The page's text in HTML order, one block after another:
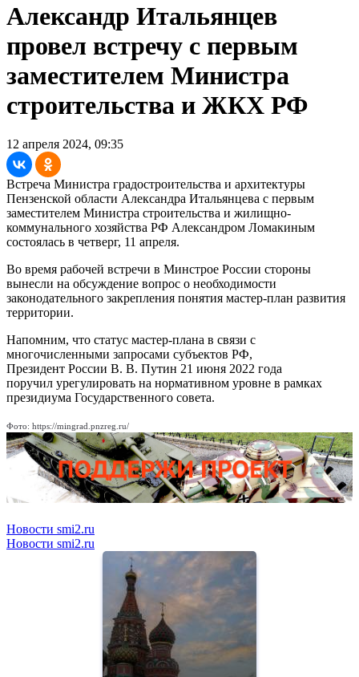
Александр Итальянцев
провел встречу с первым
заместителем Министра
строительства и ЖКХ РФ
12 апреля 2024, 09:35
Встреча Министра градостроительства и архитектуры
Пензенской области Александра Итальянцева с первым
заместителем Министра строительства и жилищно-
коммунального хозяйства РФ Александром Ломакиным
состоялась в четверг, 11 апреля.
Во время рабочей встречи в Минстрое России стороны
вынесли на обсуждение вопрос о необходимости
законодательного закрепления понятия мастер-план развития
территории.
Напомним, что статус мастер-плана в связи с
многочисленными запросами субъектов РФ,
Президент России В. В. Путин 21 июня 2022 года
поручил урегулировать на нормативном уровне в рамках
президиума Государственного совета.
Фото: https://mingrad.pnzreg.ru/
Новости smi2.ru
Новости smi2.ru